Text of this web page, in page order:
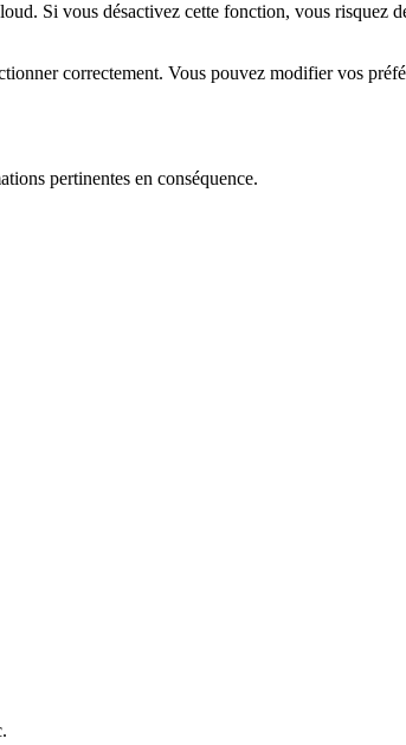
Si vous désactivez cette fonction, vous risquez
correctement. Vous pouvez modifier vos
pertinentes en conséquence.